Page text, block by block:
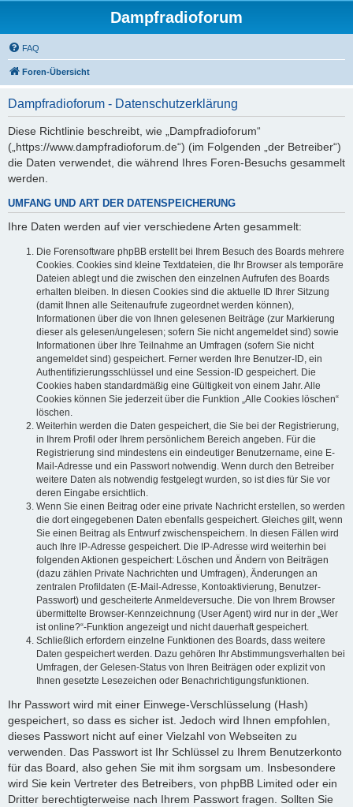
Dampfradioforum
FAQ
Foren-Übersicht
Dampfradioforum - Datenschutzerklärung
Diese Richtlinie beschreibt, wie „Dampfradioforum“
(„https://www.dampfradioforum.de“) (im Folgenden „der Betreiber“)
die Daten verwendet, die während Ihres Foren-Besuchs gesammelt
werden.
UMFANG UND ART DER DATENSPEICHERUNG
Ihre Daten werden auf vier verschiedene Arten gesammelt:
Die Forensoftware phpBB erstellt bei Ihrem Besuch des Boards mehrere
Cookies. Cookies sind kleine Textdateien, die Ihr Browser als temporäre
Dateien ablegt und die zwischen den einzelnen Aufrufen des Boards
erhalten bleiben. In diesen Cookies sind die aktuelle ID Ihrer Sitzung
(damit Ihnen alle Seitenaufrufe zugeordnet werden können),
Informationen über die von Ihnen gelesenen Beiträge (zur Markierung
dieser als gelesen/ungelesen; sofern Sie nicht angemeldet sind) sowie
Informationen über Ihre Teilnahme an Umfragen (sofern Sie nicht
angemeldet sind) gespeichert. Ferner werden Ihre Benutzer-ID, ein
Authentifizierungsschlüssel und eine Session-ID gespeichert. Die
Cookies haben standardmäßig eine Gültigkeit von einem Jahr. Alle
Cookies können Sie jederzeit über die Funktion „Alle Cookies löschen“
löschen.
Weiterhin werden die Daten gespeichert, die Sie bei der Registrierung,
in Ihrem Profil oder Ihrem persönlichem Bereich angeben. Für die
Registrierung sind mindestens ein eindeutiger Benutzername, eine E-
Mail-Adresse und ein Passwort notwendig. Wenn durch den Betreiber
weitere Daten als notwendig festgelegt wurden, so ist dies für Sie vor
deren Eingabe ersichtlich.
Wenn Sie einen Beitrag oder eine private Nachricht erstellen, so werden
die dort eingegebenen Daten ebenfalls gespeichert. Gleiches gilt, wenn
Sie einen Beitrag als Entwurf zwischenspeichern. In diesen Fällen wird
auch Ihre IP-Adresse gespeichert. Die IP-Adresse wird weiterhin bei
folgenden Aktionen gespeichert: Löschen und Ändern von Beiträgen
(dazu zählen Private Nachrichten und Umfragen), Änderungen an
zentralen Profildaten (E-Mail-Adresse, Kontoaktivierung, Benutzer-
Passwort) und gescheiterte Anmeldeversuche. Die von Ihrem Browser
übermittelte Browser-Kennzeichnung (User Agent) wird nur in der „Wer
ist online?“-Funktion angezeigt und nicht dauerhaft gespeichert.
Schließlich erfordern einzelne Funktionen des Boards, dass weitere
Daten gespeichert werden. Dazu gehören Ihr Abstimmungsverhalten bei
Umfragen, der Gelesen-Status von Ihren Beiträgen oder explizit von
Ihnen gesetzte Lesezeichen oder Benachrichtigungsfunktionen.
Ihr Passwort wird mit einer Einwege-Verschlüsselung (Hash)
gespeichert, so dass es sicher ist. Jedoch wird Ihnen empfohlen,
dieses Passwort nicht auf einer Vielzahl von Webseiten zu
verwenden. Das Passwort ist Ihr Schlüssel zu Ihrem Benutzerkonto
für das Board, also gehen Sie mit ihm sorgsam um. Insbesondere
wird Sie kein Vertreter des Betreibers, von phpBB Limited oder ein
Dritter berechtigterweise nach Ihrem Passwort fragen. Sollten Sie